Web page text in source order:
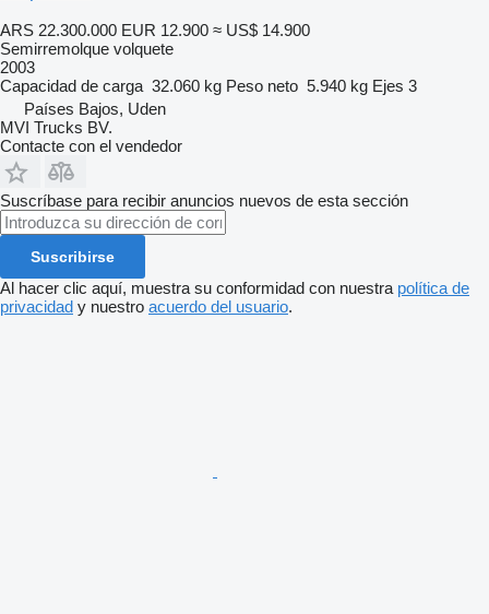
ARS 22.300.000 EUR 12.900 ≈ US$ 14.900
Semirremolque volquete
2003
Capacidad de carga 32.060 kg Peso neto 5.940 kg Ejes 3
Países Bajos, Uden
MVI Trucks BV.
Contacte con el vendedor
Suscríbase para recibir anuncios nuevos de esta sección
Suscribirse
Al hacer clic aquí, muestra su conformidad con nuestra política de
privacidad y nuestro acuerdo del usuario.